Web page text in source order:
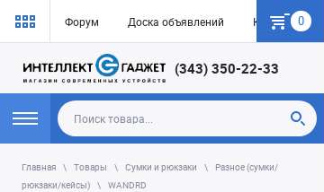
Форум Доска объявлений Как купить
0
(343) 350-22-33
Главная Товары Сумки и рюкзаки
Разное (сумки/
рюкзаки/кейсы)
WANDRD